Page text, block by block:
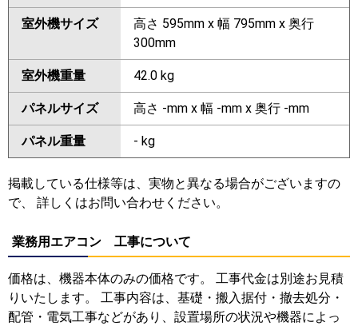
室外機サイズ
高さ 595mm x 幅 795mm x 奥行
300mm
室外機重量 42.0 kg
パネルサイズ 高さ -mm x 幅 -mm x 奥行 -mm
パネル重量 - kg
掲載している仕様等は、実物と異なる場合がございますの
で、 詳しくはお問い合わせください。
業務用エアコン 工事について
価格は、機器本体のみの価格です。 工事代金は別途お見積
りいたします。 工事内容は、基礎・搬入据付・撤去処分・
配管・電気工事などがあり、設置場所の状況や機器によっ